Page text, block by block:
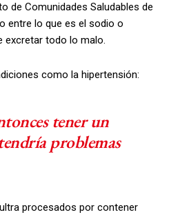
de Comunidades Saludables de
entre lo que es el sodio o
excretar todo lo malo.
como la hipertensión:
tener un
problemas
procesados por contener